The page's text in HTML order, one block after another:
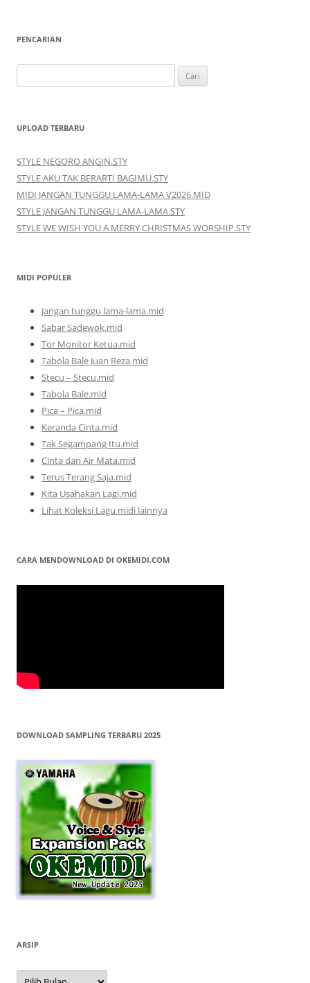
PENCARIAN
untuk:
UPLOAD TERBARU
STYLE NEGORO ANGIN.STY
STYLE AKU TAK BERARTI BAGIMU.STY
MIDI JANGAN TUNGGU LAMA-LAMA V2026.MID
STYLE JANGAN TUNGGU LAMA-LAMA.STY
STYLE WE WISH YOU A MERRY CHRISTMAS WORSHIP.STY
MIDI POPULER
Jangan tunggu lama-lama.mid
Sabar Sadewok.mid
Tor Monitor Ketua.mid
Tabola Bale Juan Reza.mid
Stecu – Stecu.mid
Tabola Bale.mid
Pica – Pica.mid
Keranda Cinta.mid
Tak Segampang Itu.mid
Cinta dan Air Mata.mid
Terus Terang Saja.mid
Kita Usahakan Lagi.mid
Lihat Koleksi Lagu midi lainnya
CARA MENDOWNLOAD DI OKEMIDI.COM
DOWNLOAD SAMPLING TERBARU 2025
ARSIP
Arsip